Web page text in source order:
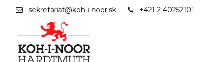
sekretariat@koh-i-noor.sk +421 2 40252101